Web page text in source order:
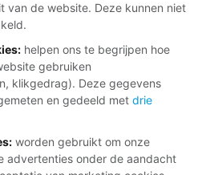
van de website. Deze kunnen niet
: helpen ons te begrijpen hoe
gebruiken
klikgedrag). Deze gegevens
en gedeeld met drie
: worden gebruikt om onze
advertenties onder de aandacht